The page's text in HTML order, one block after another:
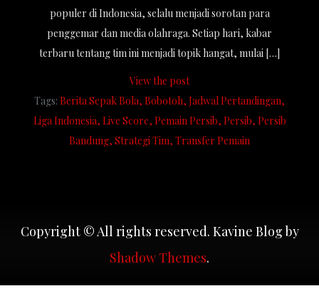
populer di Indonesia, selalu menjadi sorotan para
penggemar dan media olahraga. Setiap hari, kabar
terbaru tentang tim ini menjadi topik hangat, mulai […]
View the post
Tags: Berita Sepak Bola Bobotoh Jadwal Pertandingan
Liga Indonesia Live Score Pemain Persib Persib Persib
Bandung Strategi Tim Transfer Pemain
Copyright © All rights reserved. Kavine Blog by
Shadow Themes.